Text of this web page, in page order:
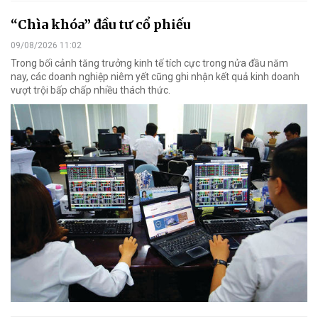
“Chìa khóa” đầu tư cổ phiếu
09/08/2026 11:02
Trong bối cảnh tăng trưởng kinh tế tích cực trong nửa đầu năm
nay, các doanh nghiệp niêm yết cũng ghi nhận kết quả kinh doanh
vượt trội bấp chấp nhiều thách thức.